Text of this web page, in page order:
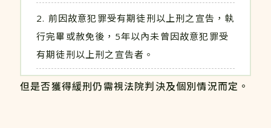
前因故意犯罪受有期徒刑以上刑之宣告，執
行完畢或赦免後，5年以內未曾因故意犯罪受
有期徒刑以上刑之宣告者。
但是否獲得緩刑仍需視法院判決及個別情況而定。